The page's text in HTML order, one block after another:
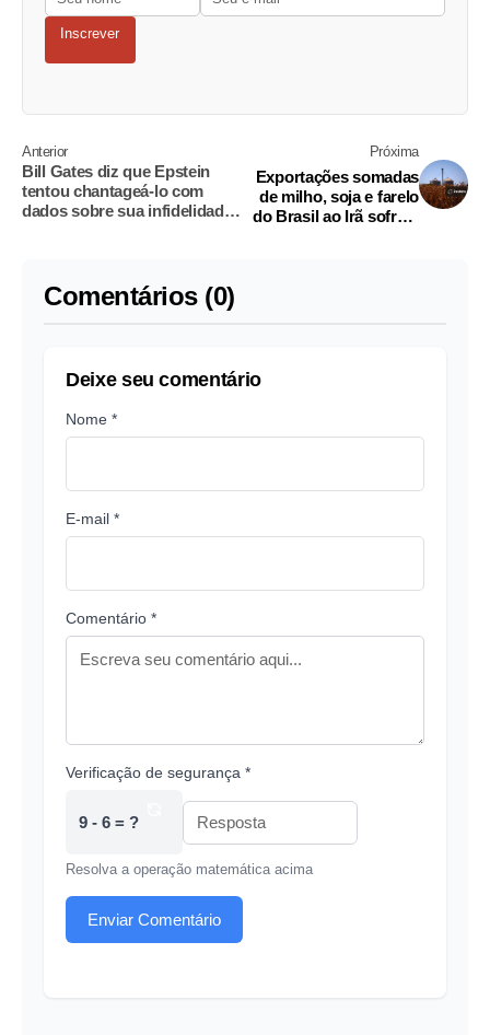
Inscrever
Anterior
Bill Gates diz que Epstein
tentou chantageá-lo com
dados sobre sua infidelidade
Próxima
Exportações somadas
de milho, soja e farelo
do Brasil ao Irã sofrem
Comentários (0)
Deixe seu comentário
Nome *
E-mail *
Comentário *
Verificação de segurança *
9 - 6 = ?
Resolva a operação matemática acima
Enviar Comentário